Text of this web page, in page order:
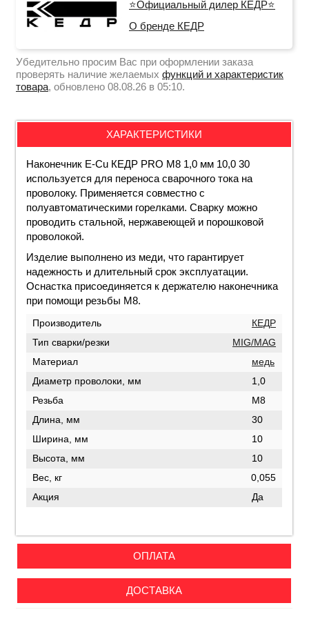
⭐Официальный дилер КЕДР⭐
О бренде КЕДР
Убедительно просим Вас при оформлении заказа
проверять наличие желаемых функций и характеристик
товара, обновлено 08.08.26 в 05:10.
ХАРАКТЕРИСТИКИ
Наконечник E-Cu КЕДР PRO M8 1,0 мм 10,0 30
используется для переноса сварочного тока на
проволоку. Применяется совместно с
полуавтоматическими горелками. Сварку можно
проводить стальной, нержавеющей и порошковой
проволокой.
Изделие выполнено из меди, что гарантирует
надежность и длительный срок эксплуатации.
Оснастка присоединяется к держателю наконечника
при помощи резьбы М8.
Производитель
КЕДР
Тип сварки/резки
MIG/MAG
Материал
медь
Диаметр проволоки, мм
1,0
Резьба
М8
Длина, мм
30
Ширина, мм
10
Высота, мм
10
Вес, кг
0,055
Акция
Да
ОПЛАТА
ДОСТАВКА